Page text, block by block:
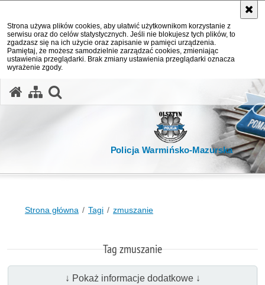
Strona używa plików cookies, aby ułatwić użytkownikom korzystanie z
serwisu oraz do celów statystycznych. Jeśli nie blokujesz tych plików, to
zgadzasz się na ich użycie oraz zapisanie w pamięci urządzenia.
Pamiętaj, że możesz samodzielnie zarządzać cookies, zmieniając
ustawienia przeglądarki. Brak zmiany ustawienia przeglądarki oznacza
wyrażenie zgody.
Policja Warmińsko-Mazurska
Strona główna Tagi zmuszanie
Tag zmuszanie
↓ Pokaż informacje dodatkowe ↓